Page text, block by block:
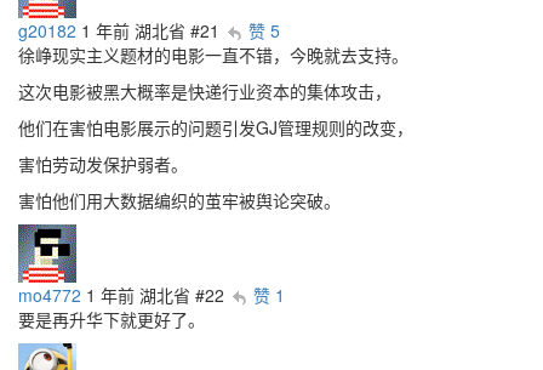
g20182 1 年前 湖北省 #21
赞 5
徐峥现实主义题材的电影一直不错，今晚就去支持。
这次电影被黑大概率是快递行业资本的集体攻击，
他们在害怕电影展示的问题引发GJ管理规则的改变，
害怕劳动发保护弱者。
害怕他们用大数据编织的茧牢被舆论突破。
mo4772 1 年前 湖北省 #22
赞 1
要是再升华下就更好了。